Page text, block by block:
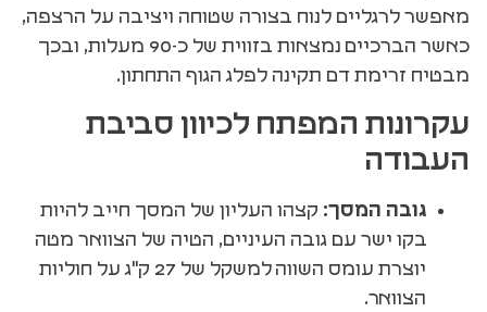
מאפשר לרגליים לנוח בצורה שטוחה ויציבה על הרצפה,
כאשר הברכיים נמצאות בזווית של כ-90 מעלות, ובכך
מבטיח זרימת דם תקינה לפלג הגוף התחתון.
עקרונות המפתח לכיוון סביבת
העבודה
גובה המסך: קצהו העליון של המסך חייב להיות
בקו ישר עם גובה העיניים, הטיה של הצוואר מטה
יוצרת עומס השווה למשקל של 27 ק"ג על חוליות
הצוואר.